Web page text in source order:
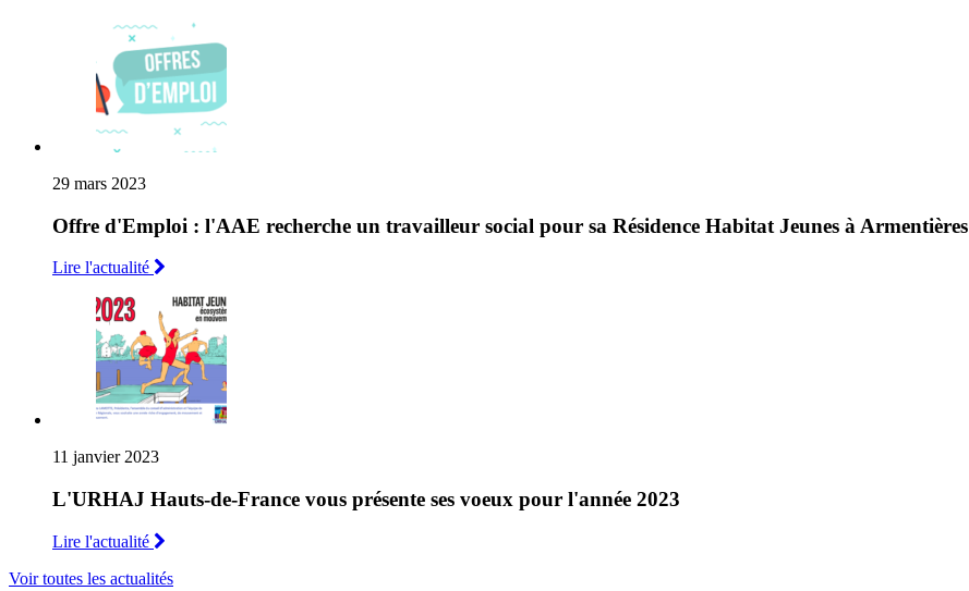
29 mars 2023
Offre d'Emploi : l'AAE recherche un travailleur social pour sa Résidence Habitat Jeunes à Armentières
Lire l'actualité
11 janvier 2023
L'URHAJ Hauts-de-France vous présente ses voeux pour l'année 2023
Lire l'actualité
Voir toutes les actualités